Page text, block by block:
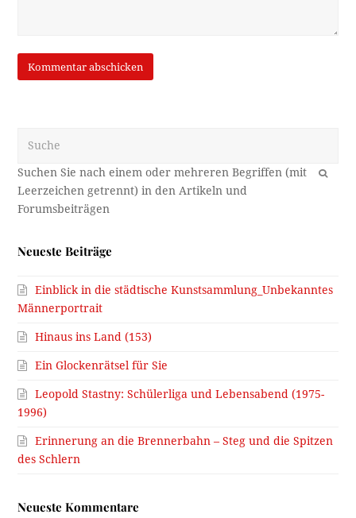
OK
Neueste Beiträge
Einblick in die städtische Kunstsammlung_Unbekanntes
Männerportrait
Hinaus ins Land (153)
Ein Glockenrätsel für Sie
Leopold Stastny: Schülerliga und Lebensabend (1975-
1996)
Erinnerung an die Brennerbahn – Steg und die Spitzen
des Schlern
Neueste Kommentare